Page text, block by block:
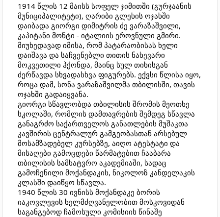
1914 წლის 12 მაისს სოფელ ჯიმითში (გურჯაანის
მუნიციპალიტეტი), ღარიბი გლეხის ოჯახში
დაიბადა გიორგი დიმიტრის ძე ვარაზაშვილი,
კაპიტანი მონტი - იტალიის ეროვნული გმირი.
მიუხედავად იმისა, რომ პატარაობისას ხელი
დაიშავა და საჩვენებლი თითის ნახევარი
მოკვეთილი ჰქონდა, მაინც სულ თიხისგან
ძერწავდა სხვადასხვა ფიგურებს. ექვსი წლისა იყო,
როცა დამ, სონა ვარაზაშვილმა თბილისში, თავის
ოჯახში გადაიყვანა.
გიორგი სწავლობდა თბილისის შრომის მეოთხე
სკოლაში, რომლის დამთავრების შემდეგ სწავლა
განაგრძო საქართველოს განათლების მუშაკთა
კავშირის ცენტრალურ გამგეობასთან არსებულ
მოსამზადებელ კურსებზე, აიღო ატესტატი და
მისაღები გამოცდები წარმატებით ჩააბარა
თბილისის სამხატვრო აკადემიაში, სადაც
გამოჩენილი მოქანდაკის, ნიკოლოზ კანდელაკის
კლასში დაიწყო სწავლა.
1940 წლის 30 ივნისს მოქანდაკე ბორის
იაკოვლევის ხელმძღვანელობით მოსკოვიდან
საგანგებოდ ჩამოსული კომისიის წინაშე